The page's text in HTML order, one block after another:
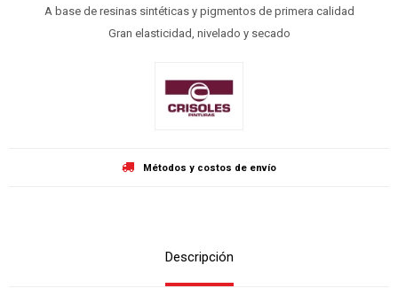
A base de resinas sintéticas y pigmentos de primera calidad
Gran elasticidad, nivelado y secado
Métodos y costos de envío
Descripción